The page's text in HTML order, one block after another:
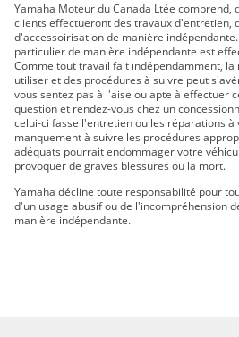
WOLVERINE(MD) RMAX(MC)
WOLVERINE(MD)
WOLVERINE RMAX2 1000
WOLVERINE RMAX2 1000
WOLVERINE RMAX2 1000
WOLVERINE RMAX2 1000
Yamaha Moteur du Canada Ltée comprend,
clients effectueront des travaux d'entretien,
d'accessoirisation de manière
particulier de manière indépendante est
Comme tout travail fait indépendamment, la
utiliser et des procédures à suivre peut
vous sentez pas à l'aise ou apte à effectuer
question et rendez-vous chez un
celui-ci fasse l'entretien ou les réparations à
manquement à suivre les procédures
adéquats pourrait endommager votre
provoquer de graves blessures ou la mort.
Yamaha décline toute responsabilité pour
d'un usage abusif ou de l'incompréhension
manière indépendante.